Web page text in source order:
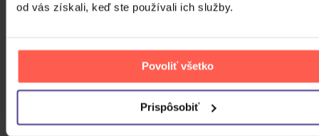
od vás získali, keď ste používali ich služby.
Povoliť všetko
Prispôsobiť
DVD
Skladom 3,80 €